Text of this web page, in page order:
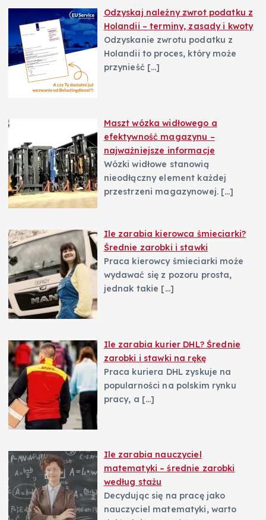
Odzyskaj należny zwrot podatku z
Holandii – terminy, zasady i kwoty
Odzyskanie zwrotu podatku z
Holandii to proces, który może
przynieść […]
Maszt wózka widłowego a
efektywność magazynu –
najważniejsze informacje
Wózki widłowe stanowią
nieodłączny element każdej
przestrzeni magazynowej. […]
Ile zarabia kierowca śmieciarki?
Średnie zarobki i stawki
Praca kierowcy śmieciarki może
wydawać się z pozoru prosta,
jednak takie […]
Ile zarabia kurier DHL? Średnie
zarobki i stawki na rękę
Praca kuriera DHL zyskuje na
popularności na polskim rynku
pracy, a […]
Ile zarabia nauczyciel
matematyki – średnie zarobki
według stażu
Decydując się na pracę jako
nauczyciel matematyki, warto